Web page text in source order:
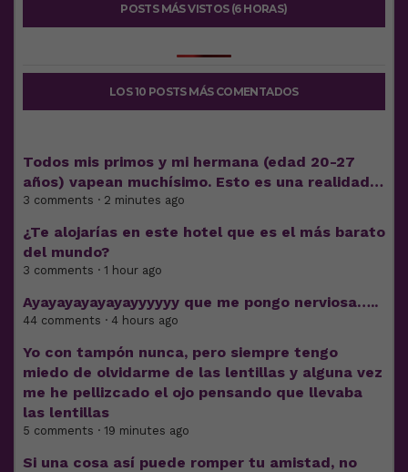
POSTS MÁS VISTOS (6 HORAS)
LOS 10 POSTS MÁS COMENTADOS
Todos mis primos y mi hermana (edad 20-27
años) vapean muchísimo. Esto es una realidad…
3 comments · 2 minutes ago
¿Te alojarías en este hotel que es el más barato
del mundo?
3 comments · 1 hour ago
Ayayayayayayayyyyyy que me pongo nerviosa…..
44 comments · 4 hours ago
Yo con tampón nunca, pero siempre tengo
miedo de olvidarme de las lentillas y alguna vez
me he pellizcado el ojo pensando que llevaba
las lentillas
5 comments · 19 minutes ago
Si una cosa así puede romper tu amistad, no